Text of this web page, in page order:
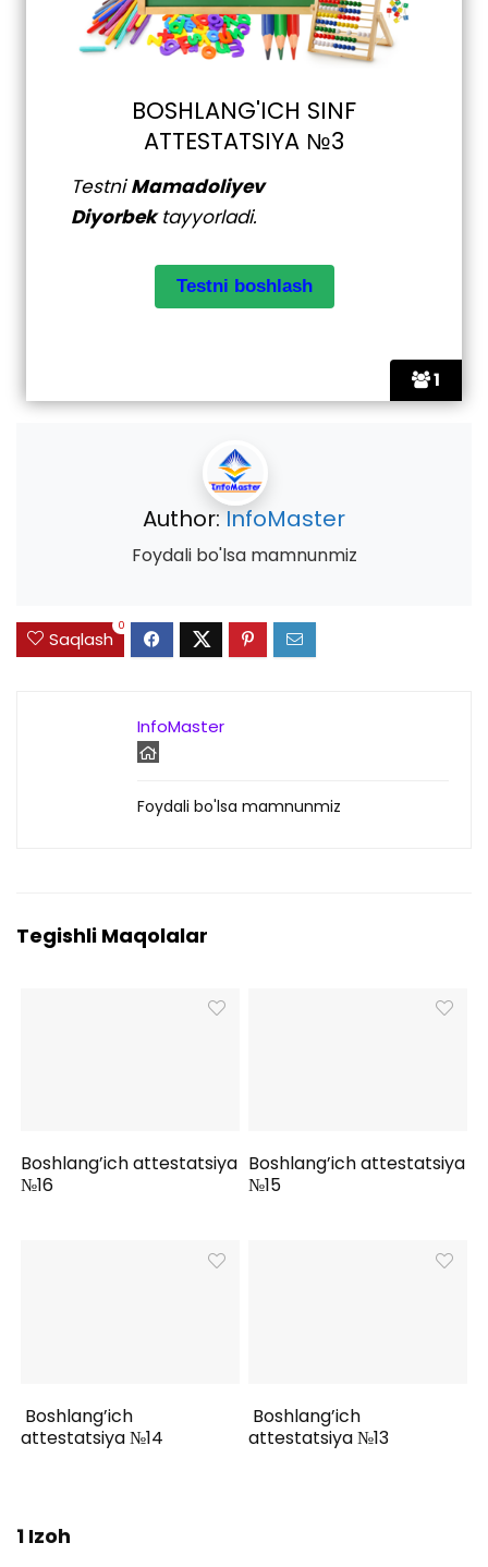
1
BOSHLANG'ICH SINF
ATTESTATSIYA №3
TestniMamadoliyev
Diyorbektayyorladi.
Author:InfoMaster
Foydali bo'lsa mamnunmiz
Saqlash
0
InfoMaster
Foydali bo'lsa mamnunmiz
Tegishli Maqolalar
Boshlang’ich attestatsiya
№16
Boshlang’ich attestatsiya
№15
Boshlang’ich
attestatsiya №14
Boshlang’ich
attestatsiya №13
1 Izoh